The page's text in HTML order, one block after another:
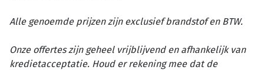
Alle genoemde prijzen zijn exclusief brandstof en BTW.
Onze offertes zijn geheel vrijblijvend en afhankelijk van
kredietacceptatie. Houd er rekening mee dat de